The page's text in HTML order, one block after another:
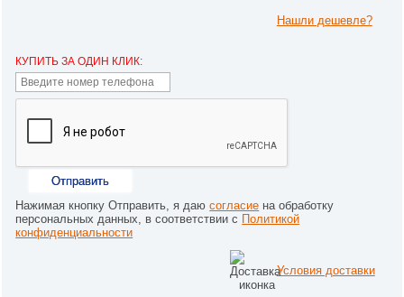
Нашли дешевле?
КУПИТЬ ЗА ОДИН КЛИК:
Отправить
Нажимая кнопку Отправить, я даюсогласие на обработку
персональных данных, в соответствии с Политикой
конфиденциальности
Условия доставки